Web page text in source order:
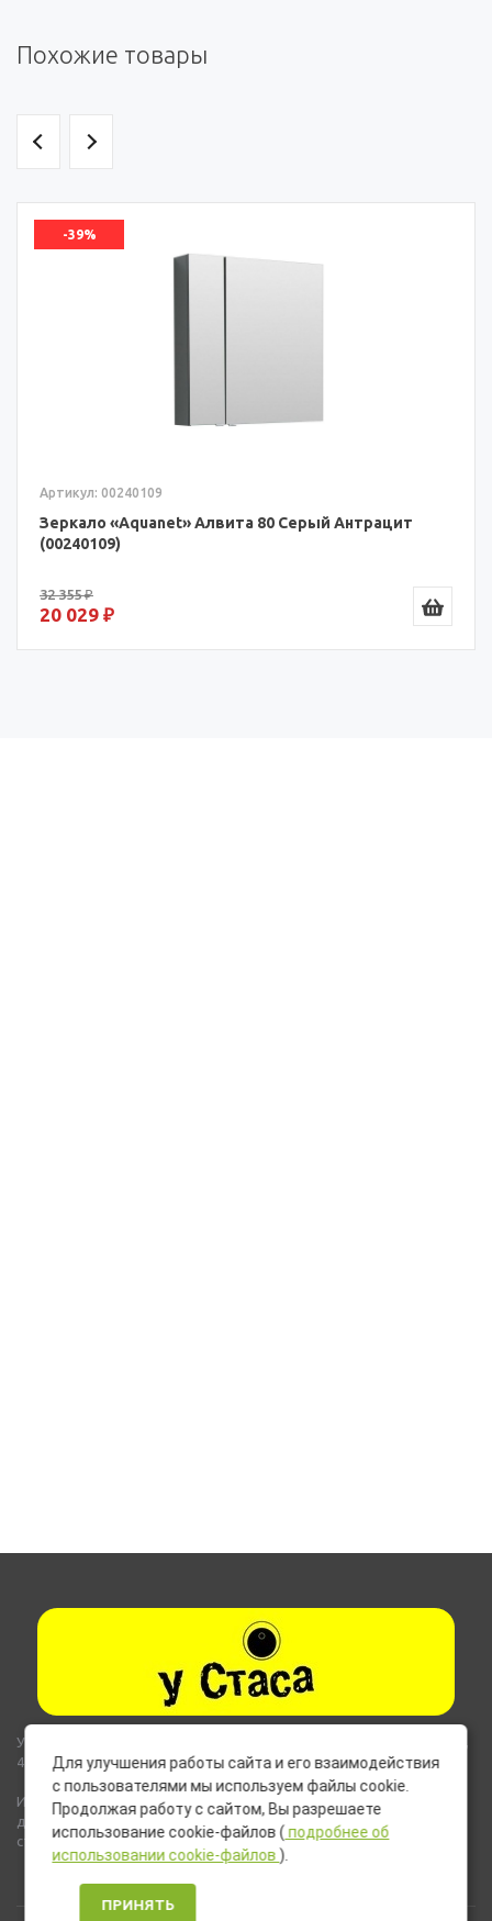
Похожие товары
-39%
Артикул: 00240109
Зеркало «Aquanet» Алвита 80 Серый Антрацит
(00240109)
32 355 ₽
20 029 ₽
Указанные на сайте цены не являются публичной офертой (ст.435,
437 ГК РФ).
Используемые на сайте изображения товаров могут включать
дополнительное оборудование и компоненты, не входящие в
стандартную комплектацию товара.
Для улучшения работы сайта и его взаимодействия
с пользователями мы используем файлы cookie.
Продолжая работу с сайтом, Вы разрешаете
использование cookie-файлов ( подробнее об
использовании cookie-файлов ).
ПРИНЯТЬ